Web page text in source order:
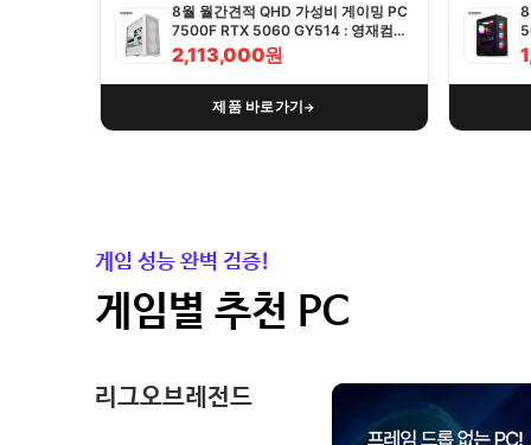
8월 월간견적 QHD 가성비 게이밍 PC
7500F RTX 5060 GY514 : 영재컴퓨
터
2,113,000원
제품 바로가기→
8
게임 성능 완벽 검증!
게임별 추천 PC
리그오브레전드